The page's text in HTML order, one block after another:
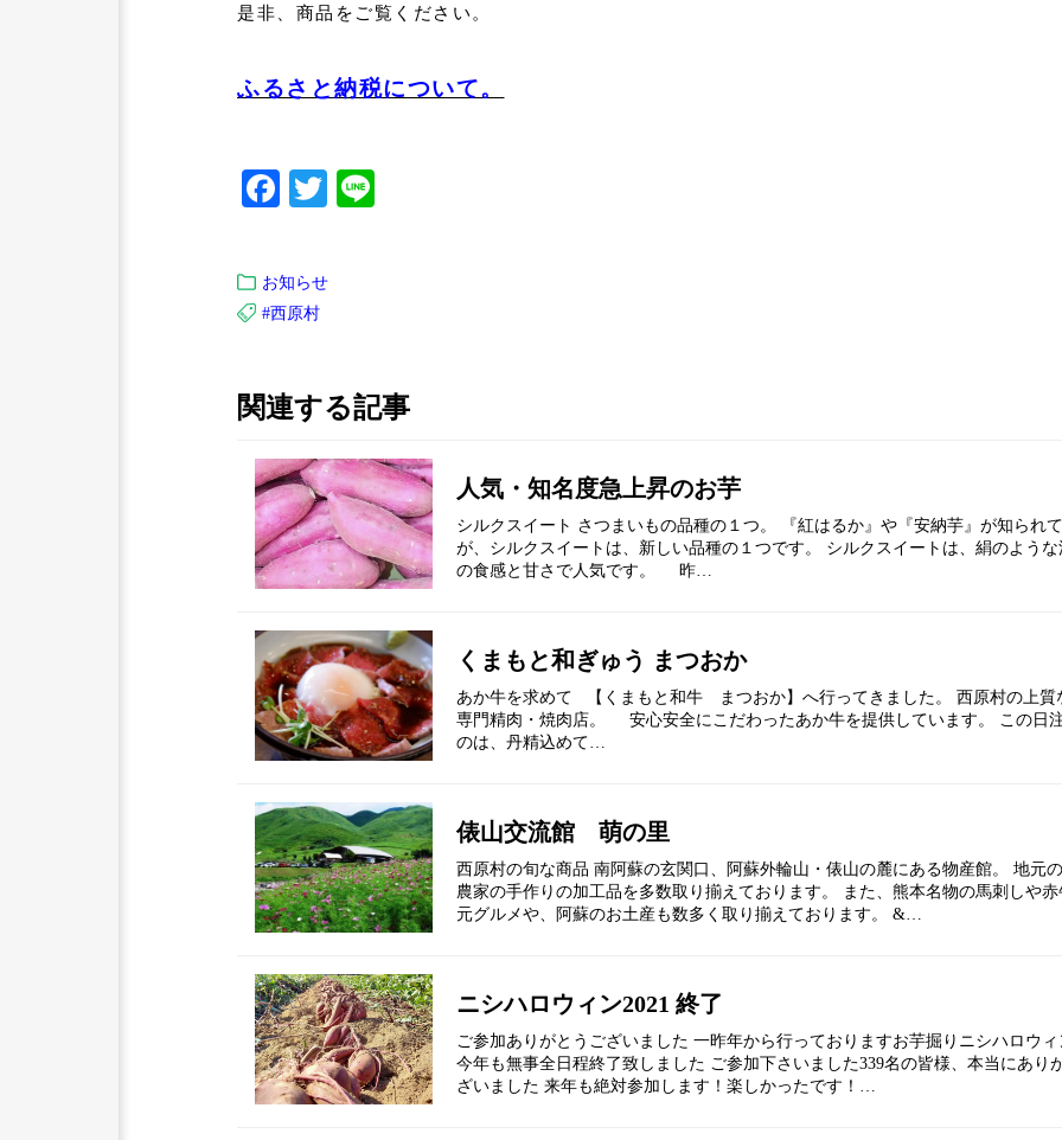
是非、商品をご覧ください。
ふるさと納税について。
Facebook
Twitter
お知らせ
#西原村
関連する記事
人気・知名度急上昇のお芋
シルクスイート さつまいもの品種の１つ。 『紅はるか』や『安納芋』が知られ
が、シルクスイートは、新しい品種の１つです。 シルクスイートは、絹のような
の食感と甘さで人気です。 昨…
くまもと和ぎゅう まつおか
あか牛を求めて 【くまもと和牛 まつおか】へ行ってきました。 西原村の上質
専門精肉・焼肉店。 安心安全にこだわったあか牛を提供しています。 この日
のは、丹精込めて…
俵山交流館 萌の里
西原村の旬な商品 南阿蘇の玄関口、阿蘇外輪山・俵山の麓にある物産館。 地元
農家の手作りの加工品を多数取り揃えております。 また、熊本名物の馬刺しや
元グルメや、阿蘇のお土産も数多く取り揃えております。 &…
ニシハロウィン2021 終了
ご参加ありがとうございました 一昨年から行っておりますお芋掘りニシハロウィ
今年も無事全日程終了致しました ご参加下さいました339名の皆様、本当にあり
ざいました 来年も絶対参加します！楽しかったです！…